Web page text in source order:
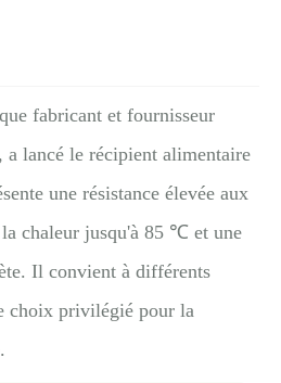
fabricant et fournisseur
a lancé le récipient alimentaire
une résistance élevée aux
la chaleur jusqu'à 85 ℃ et une
Il convient à différents
choix privilégié pour la